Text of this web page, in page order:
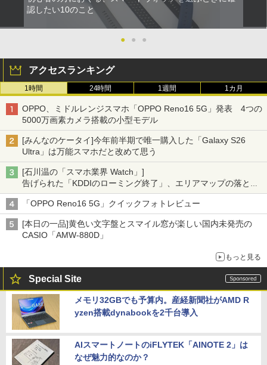
認したい10のこと
● ● ●
アクセスランキング
1時間 24時間 1週間 1カ月
OPPO、ミドルレンジスマホ「OPPO Reno16 5G」発表 4つの
5000万画素カメラ搭載の小型モデル
[みんなのケータイ]今年前半期で唯一購入した「Galaxy S26
Ultra」は万能スマホだと改めて思う
[石川温の「スマホ業界 Watch」]
告げられた「KDDIのローミング終了」、エリアマップの落とし
穴と楽天モバイルの課題
「OPPO Reno16 5G」クイックフォトレビュー
[本日の一品]黄色い文字盤とスマイル窓が楽しい国内未発売の
CASIO「AMW-880D」
もっと見る
Special Site
メモリ32GBでも予算内。産経新聞社がAMD R
yzen搭載dynabookを2千台導入
AIスマートノートのiFLYTEK「AINOTE 2」は
なぜ魅力的なのか？